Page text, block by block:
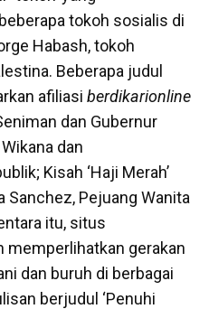
tokoh sosialis di
Habash, tokoh
Beberapa judul
afiliasi berdikarionline
dan Gubernur
dan
Kisah ‘Haji Merah’
Sanchez, Pejuang Wanita
itu, situs
memperlihatkan gerakan
dan buruh di berbagai
berjudul ‘Penuhi